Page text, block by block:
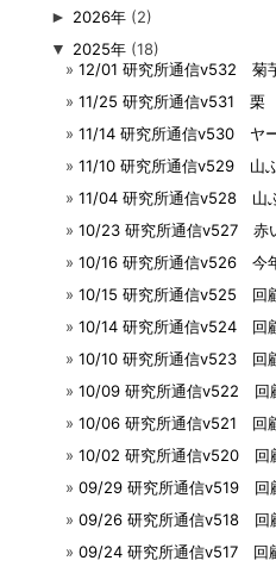
► 2026年(2)
▼ 2025年(18)
12/01 研究所通信v532 菊
11/25 研究所通信v531 栗
11/14 研究所通信v530 ヤ
11/10 研究所通信v529 山
11/04 研究所通信v528 山
10/23 研究所通信v527 赤
10/16 研究所通信v526 今
10/15 研究所通信v525 回
10/14 研究所通信v524 回
10/10 研究所通信v523 回
10/09 研究所通信v522 回
10/06 研究所通信v521 回
10/02 研究所通信v520 回
09/29 研究所通信v519 回
09/26 研究所通信v518 回
09/24 研究所通信v517 回